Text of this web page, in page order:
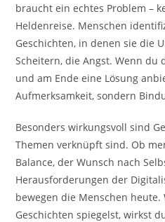
braucht ein echtes Problem –
Heldenreise. Menschen
Geschichten, in denen sie die
Scheitern, die Angst. Wenn du
und am Ende eine Lösung
Aufmerksamkeit, sondern
Besonders wirkungsvoll sind
Themen verknüpft sind. Ob
Balance, der Wunsch nach
Herausforderungen der
bewegen die Menschen
Geschichten spiegelst, wirkst